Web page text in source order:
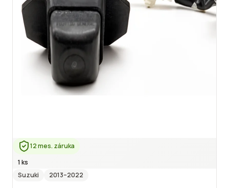
12 mes. záruka
1 ks
Suzuki
2013–2022